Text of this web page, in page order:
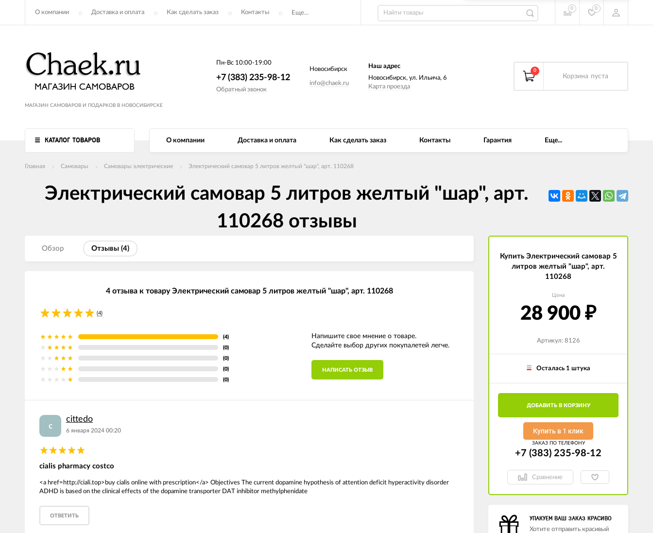
О компании Доставка и оплата Как сделать заказ Контакты Еще...
0 0
МАГАЗИН САМОВАРОВ И ПОДАРКОВ В НОВОСИБИРСКЕ
Пн-Вс 10:00-19:00
+7 (383) 235-98-12
Обратный звонок
Новосибирск
info@chaek.ru
Наш адрес
Новосибирск, ул. Ильича, 6
Карта проезда
0
Корзина пуста
КАТАЛОГ ТОВАРОВ О компании Доставка и оплата Как сделать заказ Контакты Гарантия Еще...
Главная Самовары Самовары электрические Электрический самовар 5 литров желтый "шар", арт. 110268
Электрический самовар 5 литров желтый "шар", арт.
110268 отзывы
Обзор Отзывы (4)
4 отзыва к товару Электрический самовар 5 литров желтый "шар", арт. 110268
(4)
(4)
(0)
(0)
(0)
(0)
Напишите свое мнение о товаре.
Сделайте выбор других покупалетей легче.
НАПИСАТЬ ОТЗЫВ
c
cittedo
6 января 2024 00:20
cialis pharmacy costco
<a href=http://ciali.top>buy cialis online with prescription</a> Objectives The current dopamine hypothesis of attention deficit hyperactivity disorder
ADHD is based on the clinical effects of the dopamine transporter DAT inhibitor methylphenidate
ОТВЕТИТЬ
Купить Электрический самовар 5
литров желтый "шар", арт.
110268
Цена
28 900 ₽
Артикул: 8126
Осталась 1 штука
ДОБАВИТЬ В КОРЗИНУ
Купить в 1 клик
ЗАКАЗ ПО ТЕЛЕФОНУ
+7 (383) 235-98-12
Сравнение
УПАКУЕМ ВАШ ЗАКАЗ КРАСИВО
Хотите отправить красивый